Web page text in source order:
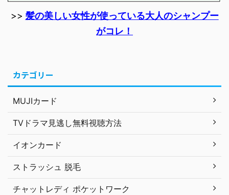
>> 髪の美しい女性が使っている大人のシャンプー
がコレ！
カテゴリー
MUJIカード
TVドラマ見逃し無料視聴方法
イオンカード
ストラッシュ 脱毛
チャットレディ ポケットワーク